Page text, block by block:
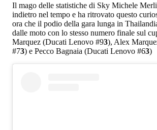
Il mago delle statistiche di Sky Michele
indietro nel tempo e ha ritrovato questo
ora che il podio della gara lunga in
dalle moto con lo stesso numero finale sul
Marquez (Ducati Lenovo #93), Alex
#73) e Pecco Bagnaia (Ducati Lenovo #63)